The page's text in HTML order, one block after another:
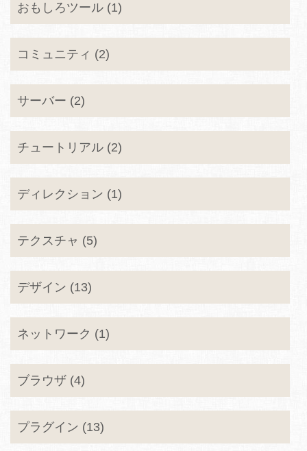
おもしろツール (1)
コミュニティ (2)
サーバー (2)
チュートリアル (2)
ディレクション (1)
テクスチャ (5)
デザイン (13)
ネットワーク (1)
ブラウザ (4)
プラグイン (13)